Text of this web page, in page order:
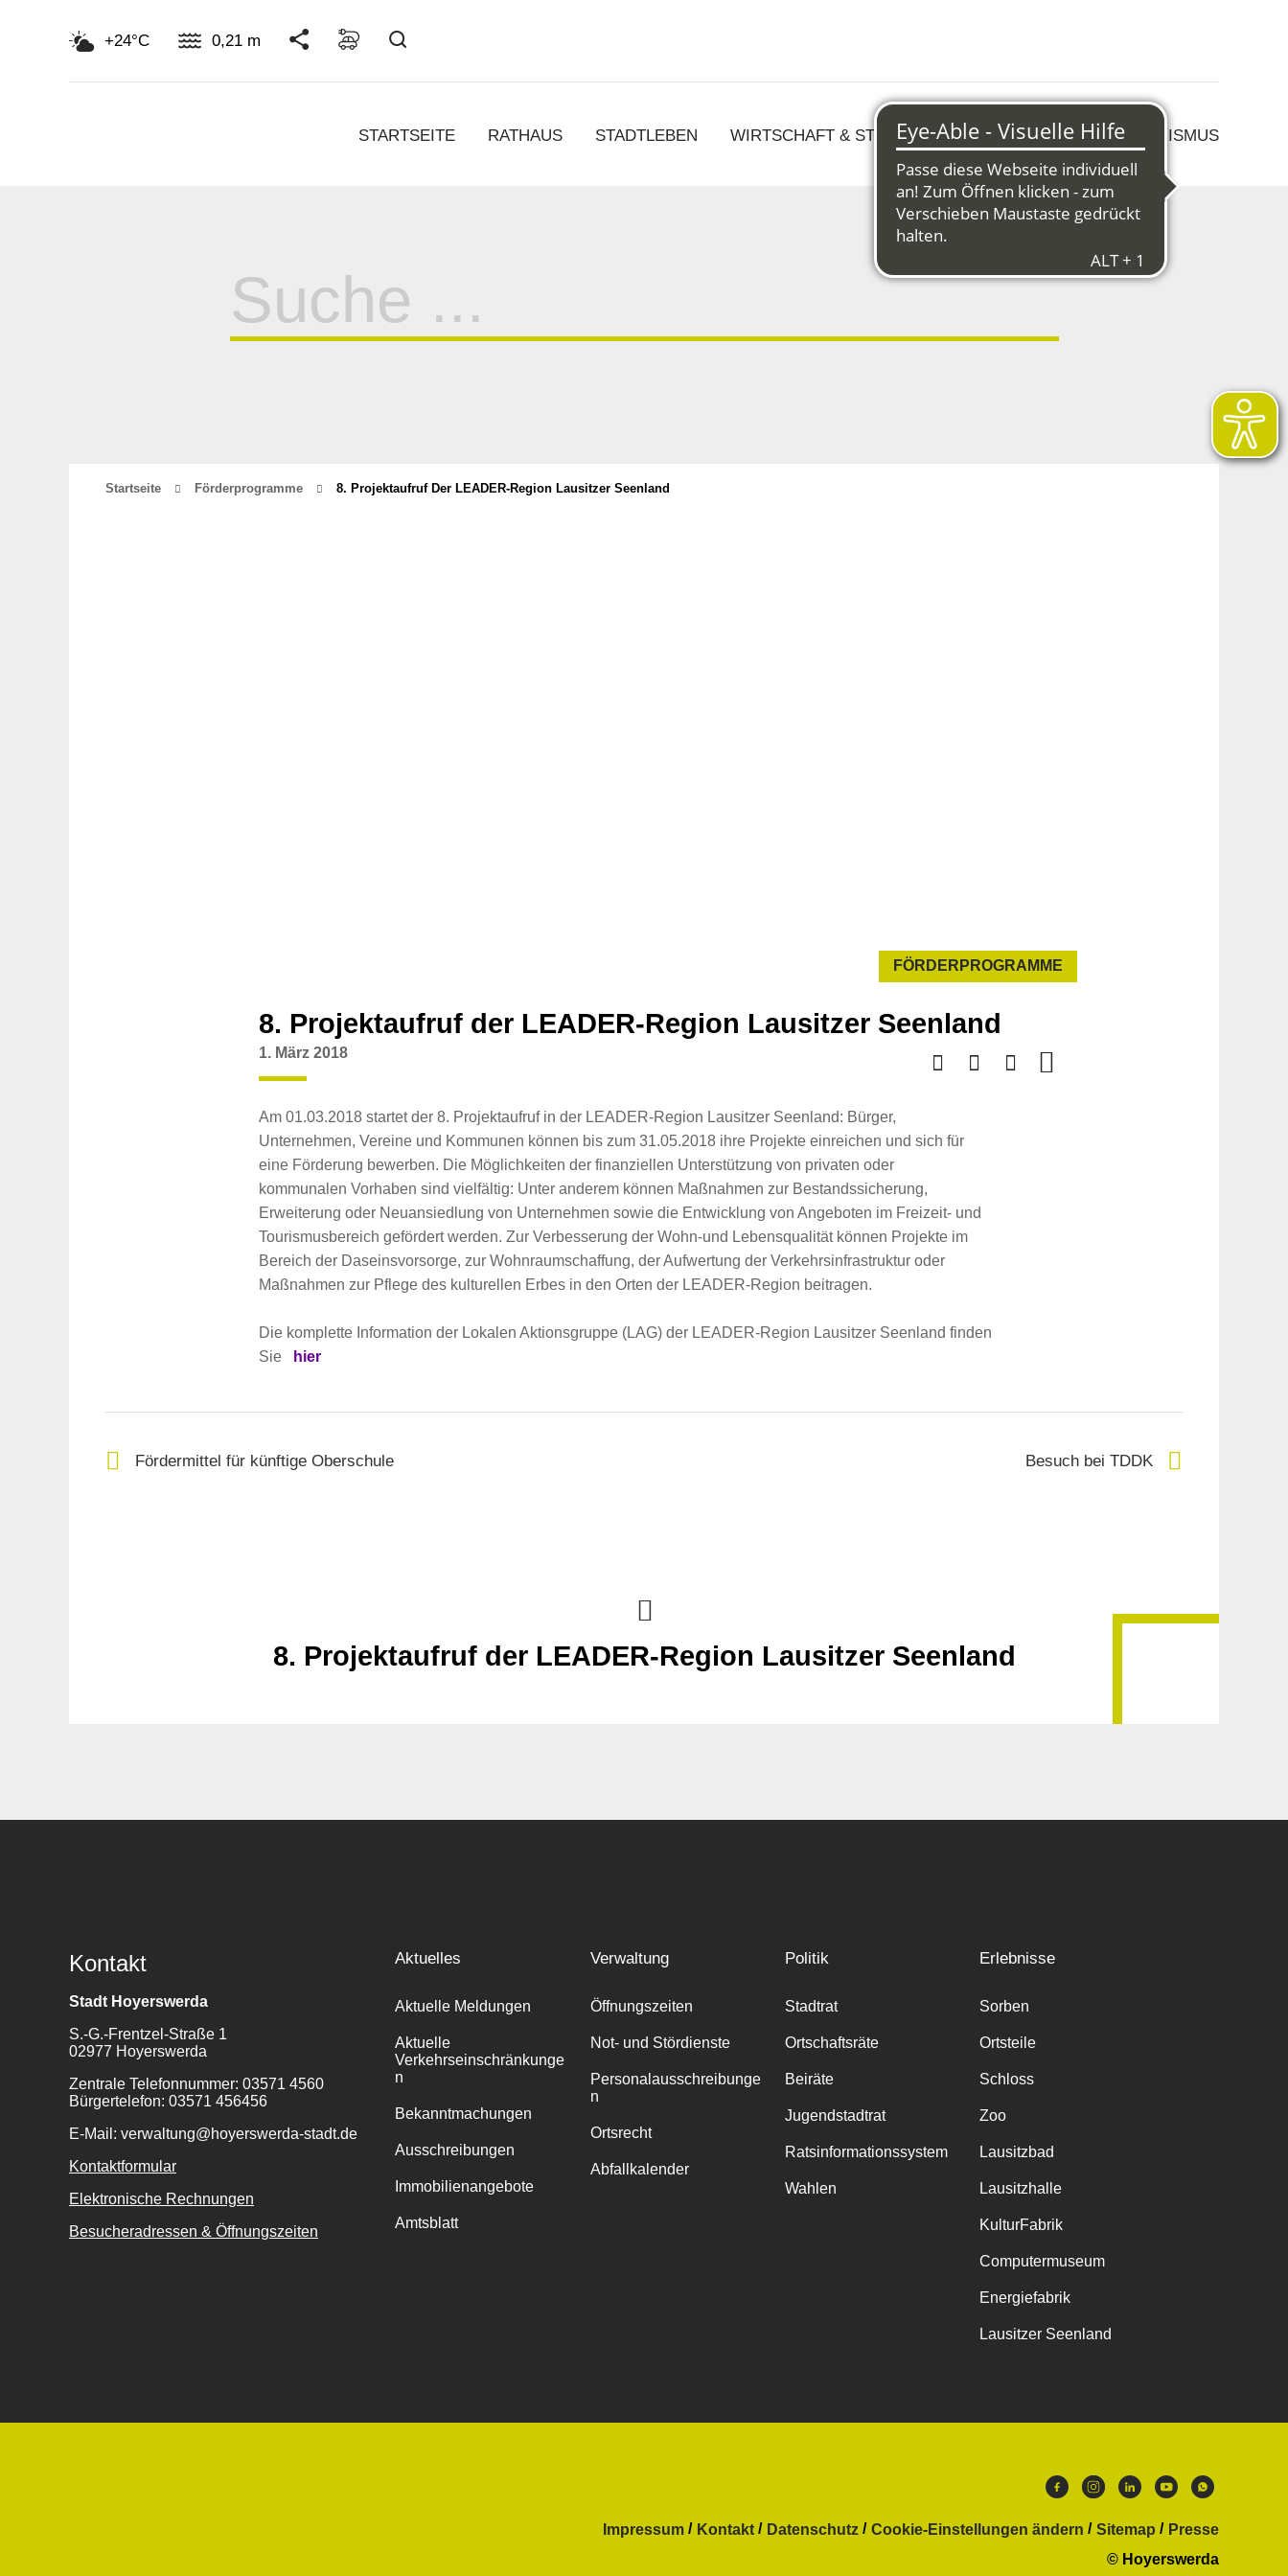
+24°C 0,21 m
STARTSEITE RATHAUS STADTLEBEN WIRTSCHAFT & STRUKTURWANDEL KULTUR & TOURISMUS
für:
Startseite Förderprogramme 8. Projektaufruf Der LEADER-Region Lausitzer Seenland
FÖRDERPROGRAMME
8. Projektaufruf der LEADER-Region Lausitzer Seenland
1. März 2018
Am 01.03.2018 startet der 8. Projektaufruf in der LEADER-Region Lausitzer Seenland: Bürger,
Unternehmen, Vereine und Kommunen können bis zum 31.05.2018 ihre Projekte einreichen und sich für
eine Förderung bewerben. Die Möglichkeiten der finanziellen Unterstützung von privaten oder
kommunalen Vorhaben sind vielfältig: Unter anderem können Maßnahmen zur Bestandssicherung,
Erweiterung oder Neuansiedlung von Unternehmen sowie die Entwicklung von Angeboten im Freizeit- und
Tourismusbereich gefördert werden. Zur Verbesserung der Wohn-und Lebensqualität können Projekte im
Bereich der Daseinsvorsorge, zur Wohnraumschaffung, der Aufwertung der Verkehrsinfrastruktur oder
Maßnahmen zur Pflege des kulturellen Erbes in den Orten der LEADER-Region beitragen.
Die komplette Information der Lokalen Aktionsgruppe (LAG) der LEADER-Region Lausitzer Seenland finden
Sie
hier
Fördermittel für künftige Oberschule Besuch bei TDDK
8. Projektaufruf der LEADER-Region Lausitzer Seenland
Kontakt
Stadt Hoyerswerda
S.-G.-Frentzel-Straße 1
02977 Hoyerswerda
Zentrale Telefonnummer: 03571 4560
Bürgertelefon: 03571 456456
E-Mail: verwaltung@hoyerswerda-stadt.de
Kontaktformular
Elektronische Rechnungen
Besucheradressen & Öffnungszeiten
Aktuelles
Aktuelle Meldungen
Aktuelle
Verkehrseinschränkunge
n
Bekanntmachungen
Ausschreibungen
Immobilienangebote
Amtsblatt
Verwaltung
Öffnungszeiten
Not- und Stördienste
Personalausschreibunge
n
Ortsrecht
Abfallkalender
Politik
Stadtrat
Ortschaftsräte
Beiräte
Jugendstadtrat
Ratsinformationssystem
Wahlen
Erlebnisse
Sorben
Ortsteile
Schloss
Zoo
Lausitzbad
Lausitzhalle
KulturFabrik
Computermuseum
Energiefabrik
Lausitzer Seenland
Impressum Kontakt Datenschutz Cookie-Einstellungen ändern Sitemap
Presse
© Hoyerswerda